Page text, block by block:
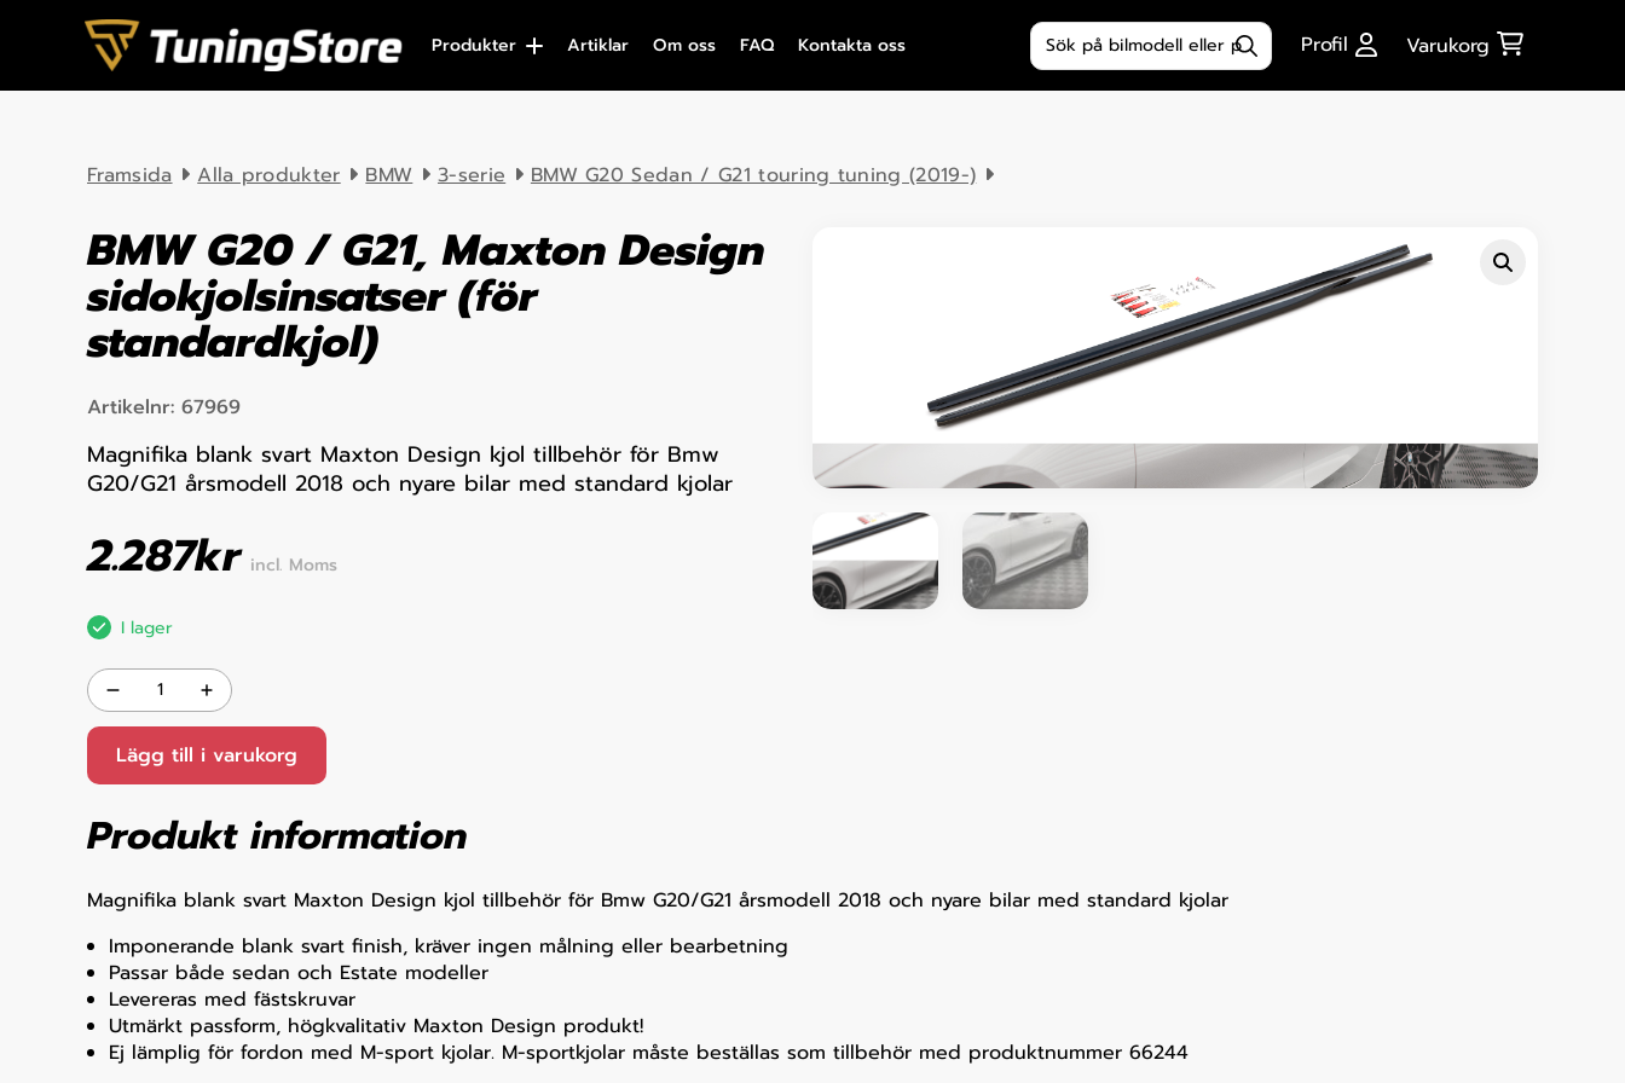
Skip to content
Produkter Artiklar Om oss FAQ Kontakta oss
Produktsökning
Profil Varukorg
Framsida Alla produkter BMW 3-serie BMW G20 Sedan / G21 touring tuning (2019-)
BMW G20 / G21, Maxton Design
sidokjolsinsatser (för
standardkjol)
Artikelnr: 67969
Magnifika blank svart Maxton Design kjol tillbehör för Bmw
G20/G21 årsmodell 2018 och nyare bilar med standard kjolar
2.287kr incl. Moms
I lager
Lägg till i varukorg
Produkt information
Magnifika blank svart Maxton Design kjol tillbehör för Bmw G20/G21 årsmodell 2018 och nyare bilar med standard kjolar
Imponerande blank svart finish, kräver ingen målning eller bearbetning
Passar både sedan och Estate modeller
Levereras med fästskruvar
Utmärkt passform, högkvalitativ Maxton Design produkt!
Ej lämplig för fordon med M-sport kjolar. M-sportkjolar måste beställas som tillbehör med produktnummer 66244